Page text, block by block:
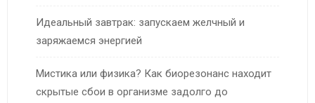
Идеальный завтрак: запускаем желчный и
заряжаемся энергией
Мистика или физика? Как биорезонанс находит
скрытые сбои в организме задолго до